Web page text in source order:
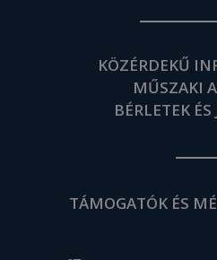
KÖZÉRDEKŰ
MŰSZAKI
BÉRLETEK ÉS
TÁMOGATÓK ÉS